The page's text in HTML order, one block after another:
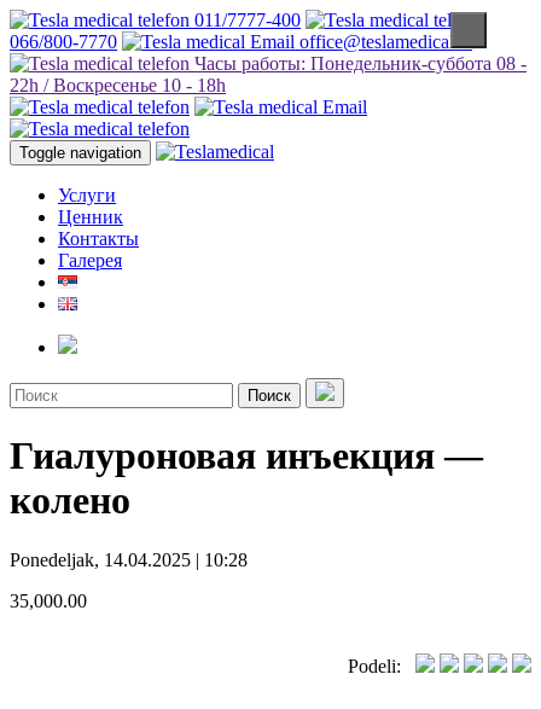
011/7777-400
066/800-7770
office@teslamedical.rs
Часы работы: Понедельник-суббота 08 -
22h / Воскресенье 10 - 18h
Toggle navigation
Услуги
Ценник
Контакты
Галерея
Поиск
Гиалуроновая инъекция —
колено
Ponedeljak, 14.04.2025 | 10:28
35,000.00
Podeli: